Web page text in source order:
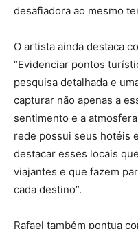
desafiadora ao mesmo
O artista ainda destaca
“Evidenciar pontos
pesquisa detalhada e
capturar não apenas a
sentimento e a
rede possui seus hotéis
destacar esses locais
viajantes e que fazem
cada destino”.
Rafael também pontua